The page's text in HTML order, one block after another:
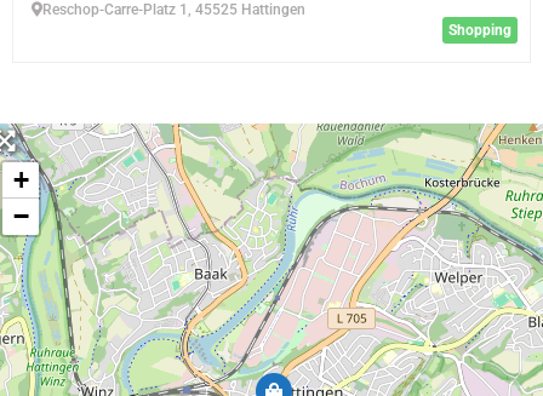
Reschop-Carre-Platz 1, 45525 Hattingen
Shopping
+
−